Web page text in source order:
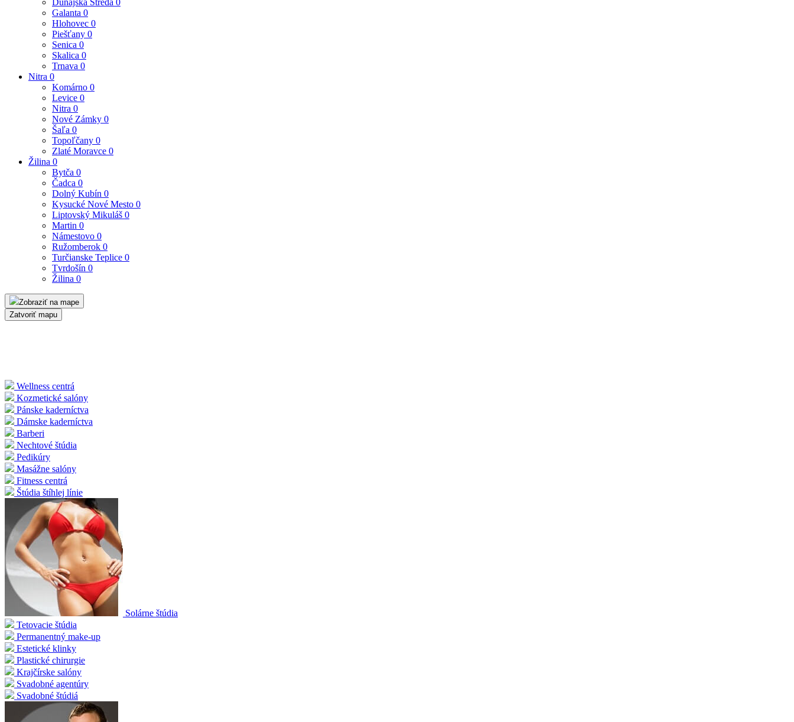
Dunajská Streda 0
Galanta 0
Hlohovec 0
Piešťany 0
Senica 0
Skalica 0
Trnava 0
Nitra 0
Komárno 0
Levice 0
Nitra 0
Nové Zámky 0
Šaľa 0
Topoľčany 0
Zlaté Moravce 0
Žilina 0
Bytča 0
Čadca 0
Dolný Kubín 0
Kysucké Nové Mesto 0
Liptovský Mikuláš 0
Martin 0
Námestovo 0
Ružomberok 0
Turčianske Teplice 0
Tvrdošín 0
Žilina 0
Zobraziť na mape
Zatvoriť mapu
Wellness centrá
Kozmetické salóny
Pánske kaderníctva
Dámske kaderníctva
Barberi
Nechtové štúdia
Pedikúry
Masážne salóny
Fitness centrá
Štúdia štíhlej línie
Solárne štúdia
Tetovacie štúdia
Permanentný make-up
Estetické klinky
Plastické chirurgie
Krajčírske salóny
Svadobné agentúry
Svadobné štúdiá